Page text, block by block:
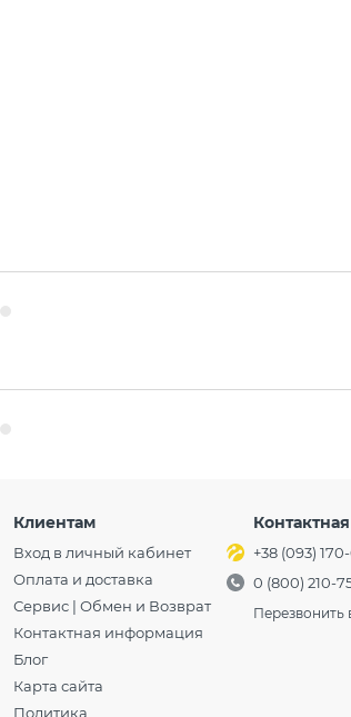
Клиентам
Вход в личный кабинет
Оплата и доставка
Сервис | Обмен и Возврат
Контактная информация
Блог
Карта сайта
Политика
+38 (093)
0 (800) 210-
Перезвонить